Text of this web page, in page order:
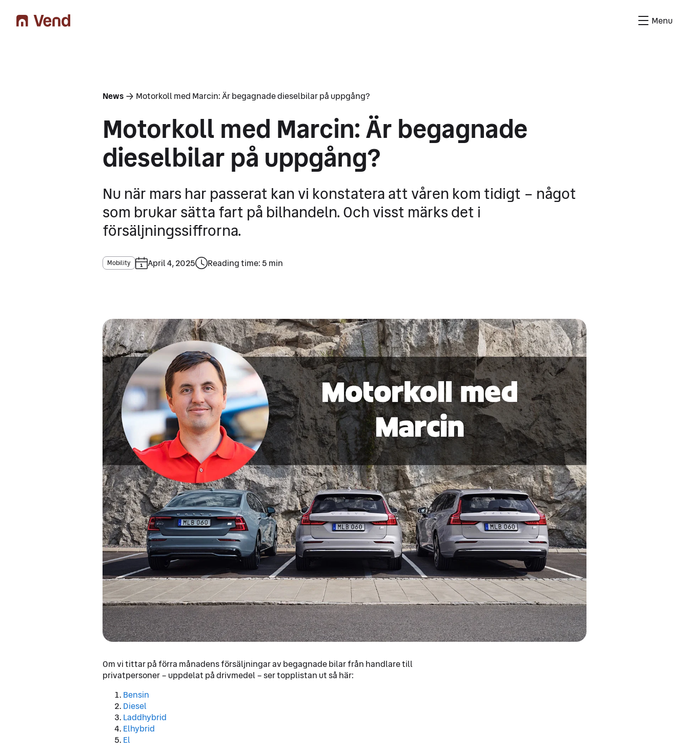
Menu
You are here
News Motorkoll med Marcin: Är begagnade dieselbilar på uppgång?
Motorkoll med Marcin: Är begagnade
dieselbilar på uppgång?
Nu när mars har passerat kan vi konstatera att våren kom tidigt – något
som brukar sätta fart på bilhandeln. Och visst märks det i
försäljningssiffrorna.
Mobility April 4, 2025 Reading time: 5 min
Om vi tittar på förra månadens försäljningar av begagnade bilar från handlare till
privatpersoner – uppdelat på drivmedel – ser topplistan ut så här:
Bensin
Diesel
Laddhybrid
Elhybrid
El